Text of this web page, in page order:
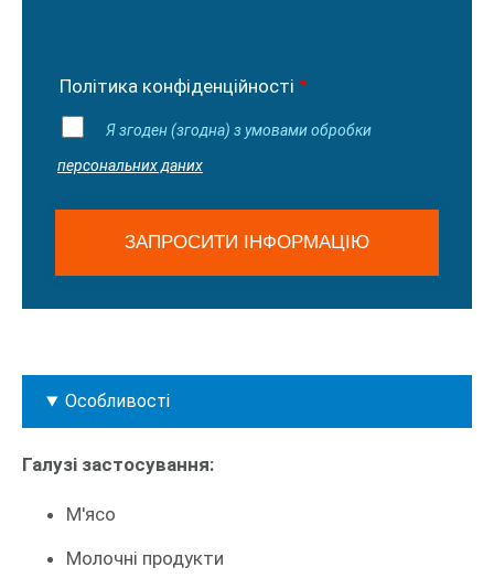
Політика конфіденційності
Я згоден (згодна) з умовами обробки
персональних даних
Особливості
Галузі застосування:
М'ясо
Молочні продукти